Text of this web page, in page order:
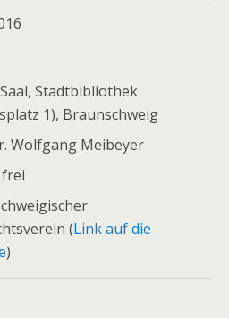
Stadtbibliothek
1), Braunschweig
Wolfgang Meibeyer
(Link auf die
)